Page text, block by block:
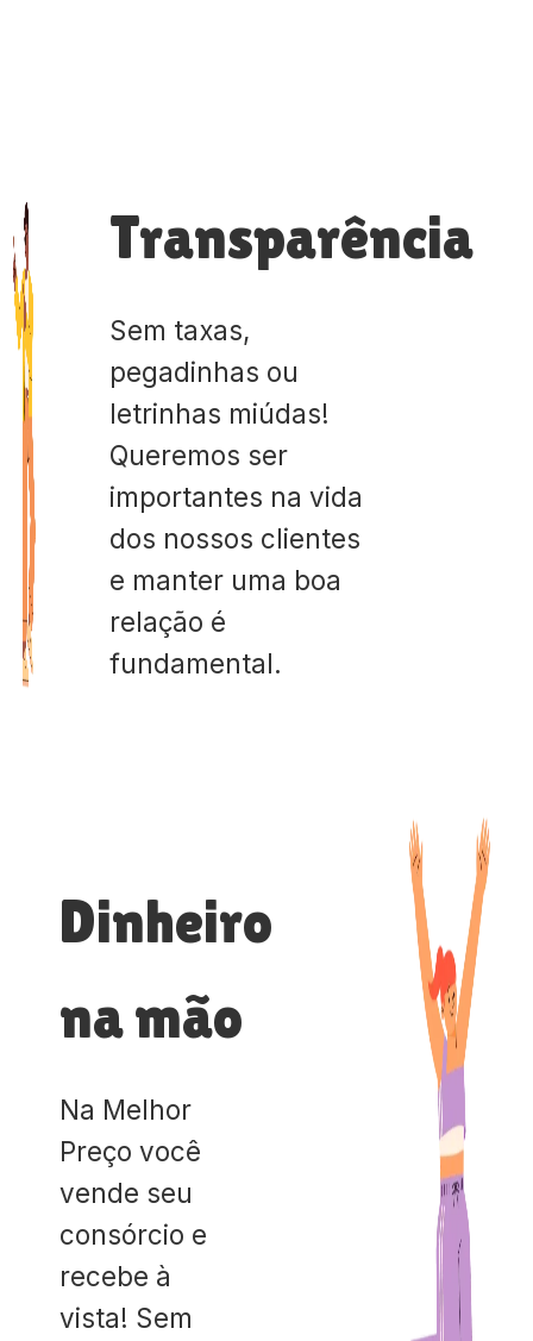
Transparência
Sem taxas,
pegadinhas ou
letrinhas miúdas!
Queremos ser
importantes na vida
dos nossos clientes
e manter uma boa
relação é
fundamental.
Dinheiro
na mão
Na Melhor
Preço você
vende seu
consórcio e
recebe à
vista! Sem